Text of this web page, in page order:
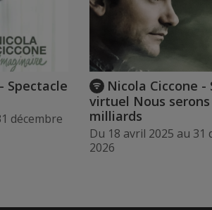
Spectacle
décembre
Nicola Ciccone -
virtuel Nous
milliards
Du 18 avril 2025 au 31
2026